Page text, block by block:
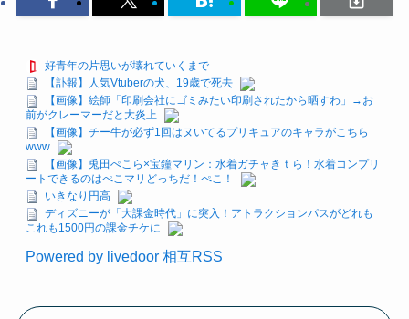
好青年の片思いが壊れていくまで
【訃報】人気Vtuberの犬、19歳で死去
【画像】絵師「印刷会社にゴミみたい印刷されたから晒すわ」→お
前がクレーマーだと大炎上
【画像】チー牛が必ず1回はヌいてるプリキュアのキャラがこちら
www
【画像】兎田ぺこら×宝鐘マリン：水着ガチャきｔら！水着コンプリ
ートできるのはぺこマリどっちだ！ぺこ！
いきなり円高
ディズニーが「大課金時代」に突入！アトラクションパスがどれも
これも1500円の課金チケに
Powered by livedoor 相互RSS